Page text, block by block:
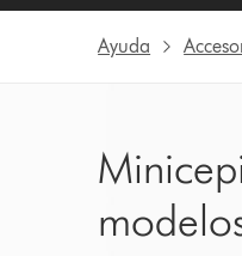
Ayuda